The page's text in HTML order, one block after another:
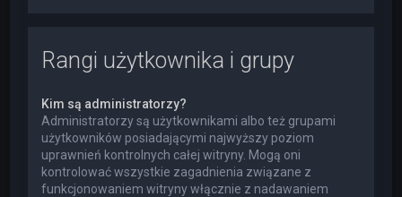
Rangi użytkownika i grupy
Kim są administratorzy?
Administratorzy są użytkownikami albo też grupami
użytkowników posiadającymi najwyższy poziom
uprawnień kontrolnych całej witryny. Mogą oni
kontrolować wszystkie zagadnienia związane z
funkcjonowaniem witryny włącznie z nadawaniem